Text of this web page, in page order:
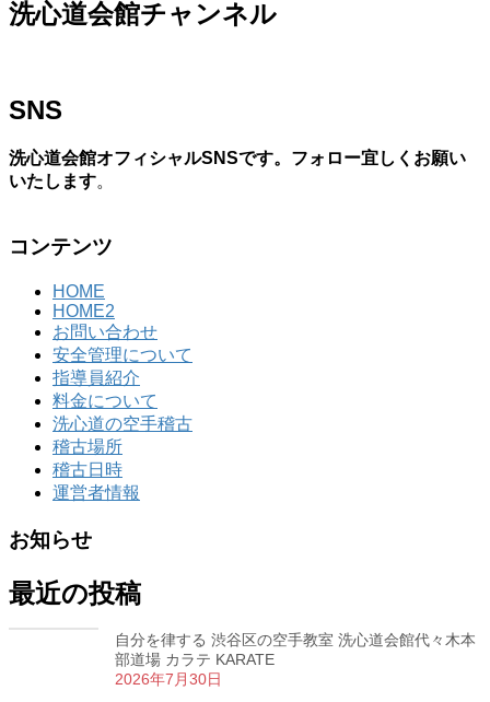
洗心道会館チャンネル
SNS
洗心道会館オフィシャルSNSです。フォロー宜しくお願い
いたします。
コンテンツ
HOME
HOME2
お問い合わせ
安全管理について
指導員紹介
料金について
洗心道の空手稽古
稽古場所
稽古日時
運営者情報
お知らせ
最近の投稿
自分を律する 渋谷区の空手教室 洗心道会館代々木本
部道場 カラテ KARATE
2026年7月30日